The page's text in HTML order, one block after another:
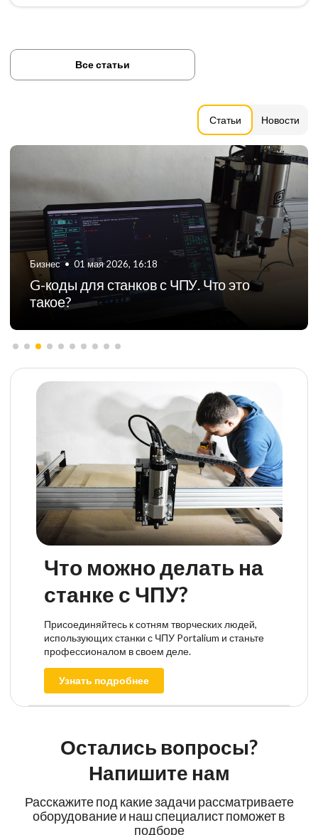
Статьи Новости
Все статьи
Бизнес • 06 августа 2024, 11:21
ТОП-5 российских производителей
фрезерных станков с ЧПУ
Что можно делать на
станке с ЧПУ?
Присоединяйтесь к сотням творческих людей,
использующих станки с ЧПУ Portalium и станьте
профессионалом в своем деле.
Узнать подробнее
Остались вопросы?
Напишите нам
Расскажите под какие задачи рассматриваете
оборудование и наш специалист поможет в
подборе